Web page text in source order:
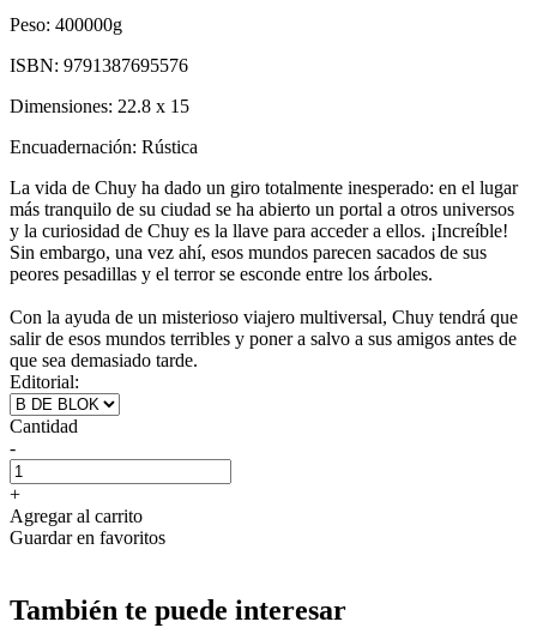
Peso: 400000g
ISBN: 9791387695576
Dimensiones: 22.8 x 15
Encuadernación: Rústica
La vida de Chuy ha dado un giro totalmente inesperado: en el lugar
más tranquilo de su ciudad se ha abierto un portal a otros universos
y la curiosidad de Chuy es la llave para acceder a ellos. ¡Increíble!
Sin embargo, una vez ahí, esos mundos parecen sacados de sus
peores pesadillas y el terror se esconde entre los árboles.
Con la ayuda de un misterioso viajero multiversal, Chuy tendrá que
salir de esos mundos terribles y poner a salvo a sus amigos antes de
que sea demasiado tarde.
Editorial:
Cantidad
-
+
Agregar al carrito
Guardar en favoritos
También te puede interesar